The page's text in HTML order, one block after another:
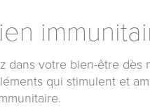
dans votre bien-être dès
qui stimulent et